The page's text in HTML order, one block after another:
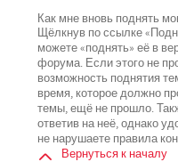
Как мне вновь поднять
Щёлкнув по ссылке
можете «поднять» её в
форума. Если этого не
возможность поднятия
время, которое должно
темы, ещё не прошло.
ответив на неё, однако
не нарушаете правила
Вернуться к началу